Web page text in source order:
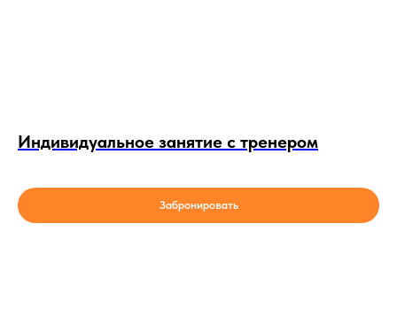
Индивидуальное занятие с тренером
Забронировать